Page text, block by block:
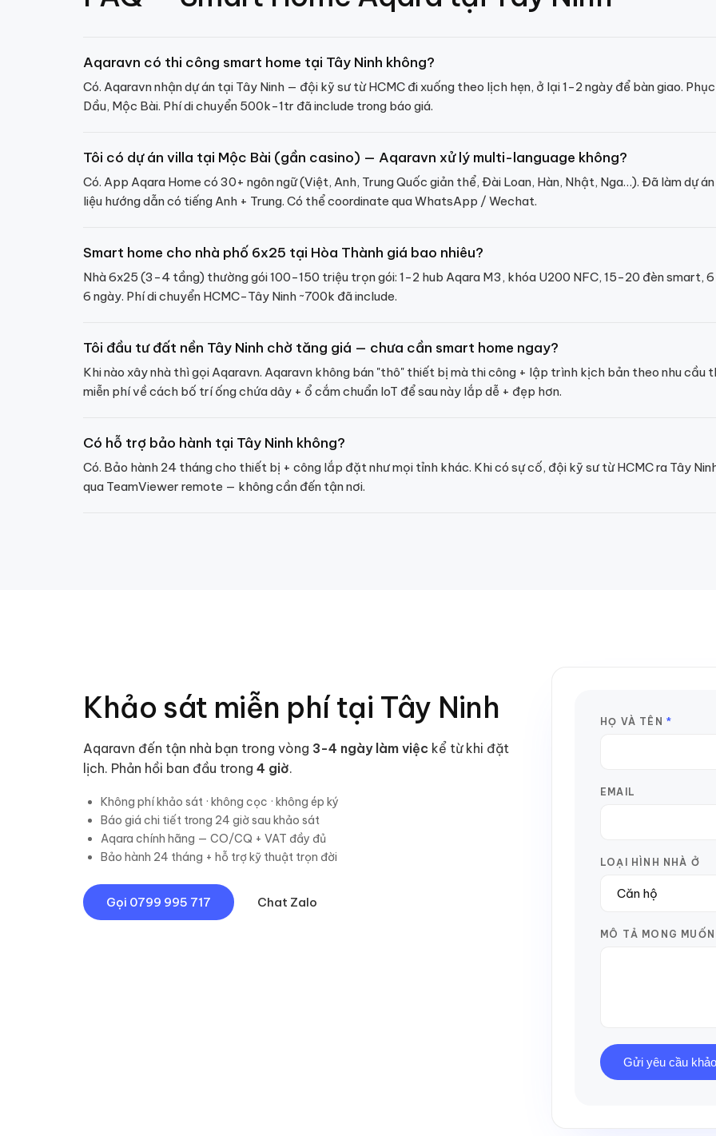
Aqaravn có thi công smart home tại Tây Ninh không?
Có. Aqaravn nhận dự án tại Tây Ninh — đội kỹ sư từ HCMC đi xuống theo lịch hẹn, ở lại 1-2 ngày để bàn giao.
Dầu, Mộc Bài. Phí di chuyển 500k-1tr đã include trong báo giá.
Tôi có dự án villa tại Mộc Bài (gần casino) — Aqaravn xử lý multi-language không?
Có. App Aqara Home có 30+ ngôn ngữ (Việt, Anh, Trung Quốc giản thể, Đài Loan, Hàn, Nhật, Nga…). Đã làm dự
liệu hướng dẫn có tiếng Anh + Trung. Có thể coordinate qua WhatsApp / Wechat.
Smart home cho nhà phố 6x25 tại Hòa Thành giá bao nhiêu?
Nhà 6x25 (3-4 tầng) thường gói 100-150 triệu trọn gói: 1-2 hub Aqara M3, khóa U200 NFC, 15-20 đèn smart,
6 ngày. Phí di chuyển HCMC-Tây Ninh ~700k đã include.
Tôi đầu tư đất nền Tây Ninh chờ tăng giá — chưa cần smart home ngay?
Khi nào xây nhà thì gọi Aqaravn. Aqaravn không bán "thô" thiết bị mà thi công + lập trình kịch bản theo nhu
miễn phí về cách bố trí ống chứa dây + ổ cắm chuẩn IoT để sau này lắp dễ + đẹp hơn.
Có hỗ trợ bảo hành tại Tây Ninh không?
Có. Bảo hành 24 tháng cho thiết bị + công lắp đặt như mọi tỉnh khác. Khi có sự cố, đội kỹ sư từ HCMC ra Tây
qua TeamViewer remote — không cần đến tận nơi.
Khảo sát miễn phí tại Tây Ninh
Aqaravn đến tận nhà bạn trong vòng 3-4 ngày làm việc kể từ khi đặt
lịch. Phản hồi ban đầu trong 4 giờ.
Không phí khảo sát · không cọc · không ép ký
Báo giá chi tiết trong 24 giờ sau khảo sát
Aqara chính hãng — CO/CQ + VAT đầy đủ
Bảo hành 24 tháng + hỗ trợ kỹ thuật trọn đời
Gọi 0799 995 717 Chat Zalo
HỌ VÀ TÊN *
EMAIL
LOẠI HÌNH NHÀ Ở
MÔ TẢ MONG MUỐN
Gửi yêu cầu